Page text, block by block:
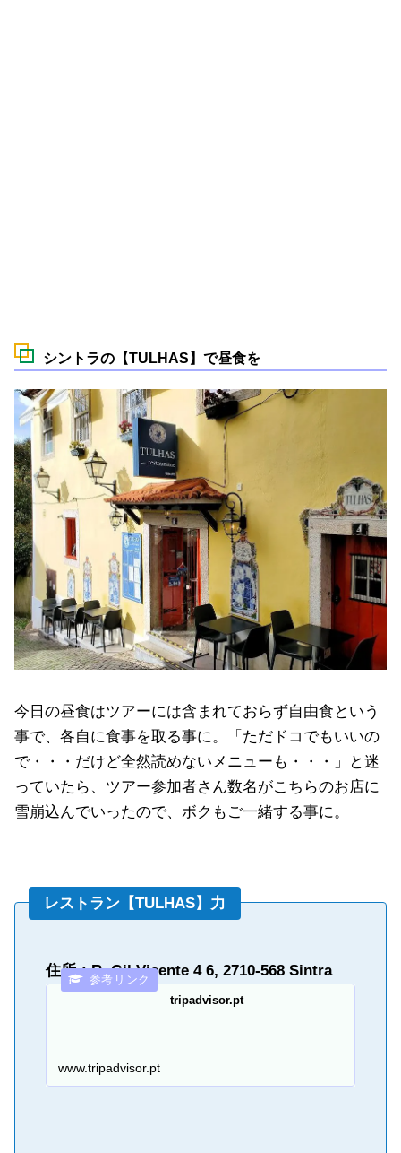
シントラの【TULHAS】で昼食を
今日の昼食はツアーには含まれておらず自由食という
事で、各自に食事を取る事に。「ただドコでもいいの
で・・・だけど全然読めないメニューも・・・」と迷
っていたら、ツアー参加者さん数名がこちらのお店に
雪崩込んでいったので、ボクもご一緒する事に。
レストラン【TULHAS】力
住所：R. Gil Vicente 4 6, 2710-568 Sintra
tripadvisor.pt
www.tripadvisor.pt